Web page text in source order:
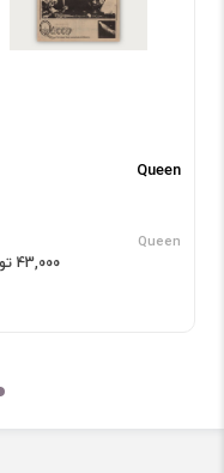
Queen
Queen
43,000 تومان